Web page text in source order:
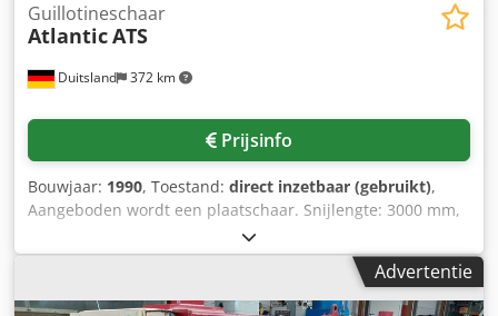
Duitsland 372 km
Guillotineschaar
AtlanticATS
Prijsinfo
Bouwjaar: 1990, Toestand: direct inzetbaar (gebruikt),
Aangeboden wordt een plaatschaar. Snijlengte: 3000 mm,
snijcapaciteit staal: 2 mm - 6 mm, snijcapaciteit roestvrij
staal: 3 mm. Voorzien van achteraanslag, voorste
oplegtafels en vingerbeschermingsrooster. Bezichtiging
mogelijk na afspraak. Dedpfxsy Tat De Ad Isck
Advertentie